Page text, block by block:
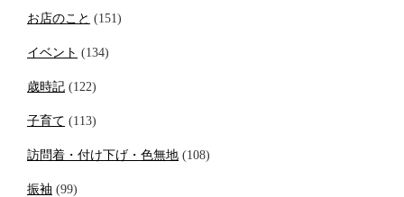
お店のこと (151)
イベント (134)
歳時記 (122)
子育て (113)
訪問着・付け下げ・色無地 (108)
振袖 (99)